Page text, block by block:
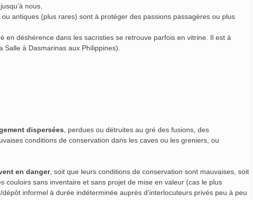
nous.
ou antiques (plus rares) sont à protéger des passions passagères ou plus
en déshérence dans les sacristies se retrouve parfois en vitrine. Il est à
Salle à Dasmarinas aux Philippines).
dispersées , perdues ou détruites au gré des fusions, des
conditions de conservation dans les caves ou les greniers, ou
en danger, soit que leurs conditions de conservation sont mauvaises, soit
couloirs sans inventaire et sans projet de mise en valeur (cas le plus
informel à durée indéterminée auprès d’interlocuteurs privés peu à peu